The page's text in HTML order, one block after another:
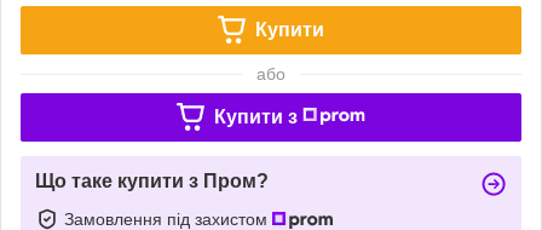
Купити
або
Купити з
Що таке купити з Пром?
Замовлення під захистом